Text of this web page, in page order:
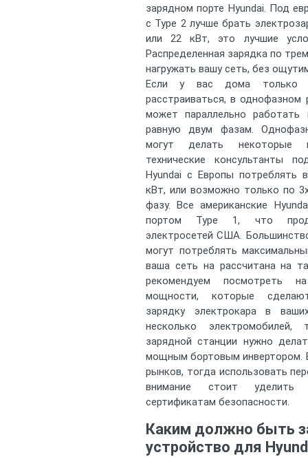
зарядном порте Hyundai. Под
с Type 2 лучше брать
или 22 кВт, это лучшие
Распределенная зарядка по
нагружать вашу сеть, без
Если у вас дома только
расстраиваться, в однофазном
может параллельно
равную двум фазам.
могут делать некоторые
технические консультанты
Hyundai с Европы потреблять
кВт, или возможно только по
фазу. Все американские
портом Type 1, что
электросетей США.
могут потреблять
ваша сеть на рассчитана на
рекомендуем посмотреть
мощности, которые
зарядку электрокара в
несколько
зарядной станции нужно
мощным бортовым инвертором.
рынков, тогда использовать
внимание стоит
сертификатам безопасности.
Каким должно быть
устройство для